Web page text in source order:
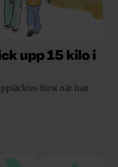
upp 15 kilo i
först när han